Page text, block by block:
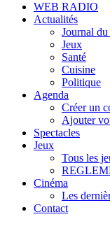
WEB RADIO
Actualités
Journal
Jeux
Santé
Cuisine
Politique
Agenda
Créer un
Ajouter
Spectacles
Jeux
Tous les
Cinéma
Les
Contact